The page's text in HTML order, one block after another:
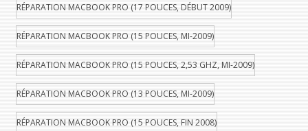
RÉPARATION MACBOOK PRO (17 POUCES, DÉBUT 2009)
RÉPARATION MACBOOK PRO (15 POUCES, MI-2009)
RÉPARATION MACBOOK PRO (15 POUCES, 2,53 GHZ, MI-2009)
RÉPARATION MACBOOK PRO (13 POUCES, MI-2009)
RÉPARATION MACBOOK PRO (15 POUCES, FIN 2008)